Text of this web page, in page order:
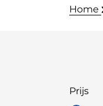
Home
Prijs